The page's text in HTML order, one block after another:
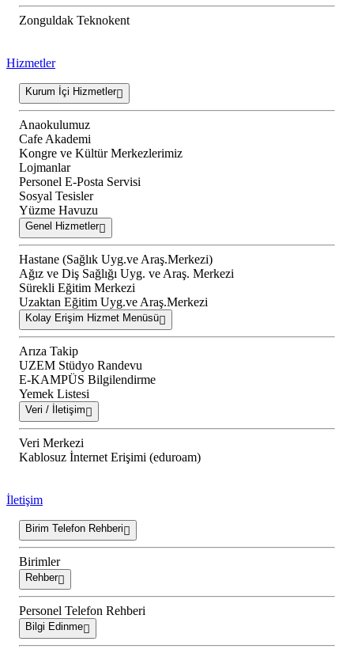
Zonguldak Teknokent
Hizmetler
Kurum İçi Hizmetler
Anaokulumuz
Cafe Akademi
Kongre ve Kültür Merkezlerimiz
Lojmanlar
Personel E-Posta Servisi
Sosyal Tesisler
Yüzme Havuzu
Genel Hizmetler
Hastane (Sağlık Uyg.ve Araş.Merkezi)
Ağız ve Diş Sağlığı Uyg. ve Araş. Merkezi
Sürekli Eğitim Merkezi
Uzaktan Eğitim Uyg.ve Araş.Merkezi
Kolay Erişim Hizmet Menüsü
Arıza Takip
UZEM Stüdyo Randevu
E-KAMPÜS Bilgilendirme
Yemek Listesi
Veri / İletişim
Veri Merkezi
Kablosuz İnternet Erişimi (eduroam)
İletişim
Birim Telefon Rehberi
Birimler
Rehber
Personel Telefon Rehberi
Bilgi Edinme